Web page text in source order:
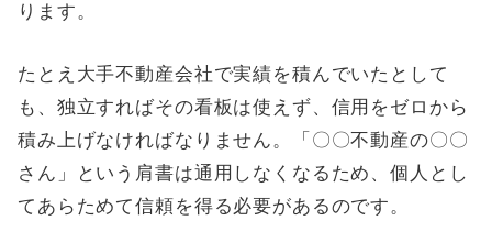
ります。
たとえ大手不動産会社で実績を積んでいたとして
も、独立すればその看板は使えず、信用をゼロから
積み上げなければなりません。「〇〇不動産の〇〇
さん」という肩書は通用しなくなるため、個人とし
てあらためて信頼を得る必要があるのです。